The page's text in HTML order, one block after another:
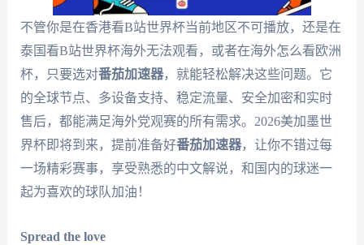
不管你是在香港看B站世界杯当前地区不可播放，还是在
泰国看B站世界杯海外无法观看，或者在海外怎么看欧洲
杯，只要选对番茄加速器，就能轻松解决这些问题。它
的全球节点、多设备支持、稳定流量、安全加密和实时
售后，都能满足海外党观赛的所有需求。2026美加墨世
界杯即将到来，提前准备好番茄加速器，让你不错过每
一场精彩赛事，享受熟悉的中文解说，和国内的球迷一
起为喜欢的球队加油！
Spread the love